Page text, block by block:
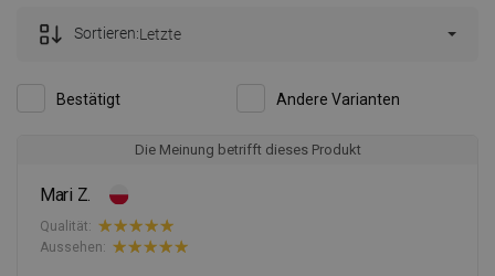
Bestätigt Andere Varianten
Sortieren:Letzte
Die Meinung betrifft dieses Produkt
Mari Z.
Qualität:
Aussehen: